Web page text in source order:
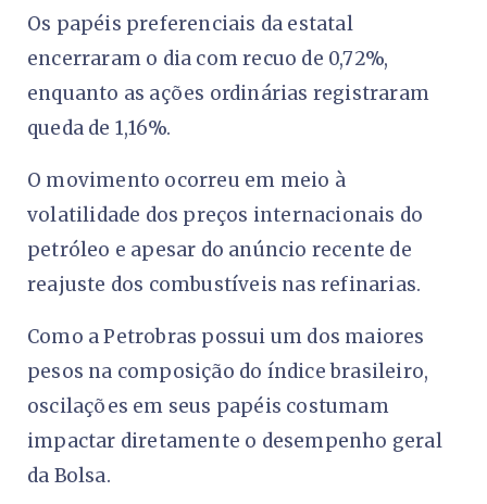
Os papéis preferenciais da estatal
encerraram o dia com recuo de 0,72%,
enquanto as ações ordinárias registraram
queda de 1,16%.
O movimento ocorreu em meio à
volatilidade dos preços internacionais do
petróleo e apesar do anúncio recente de
reajuste dos combustíveis nas refinarias.
Como a Petrobras possui um dos maiores
pesos na composição do índice brasileiro,
oscilações em seus papéis costumam
impactar diretamente o desempenho geral
da Bolsa.